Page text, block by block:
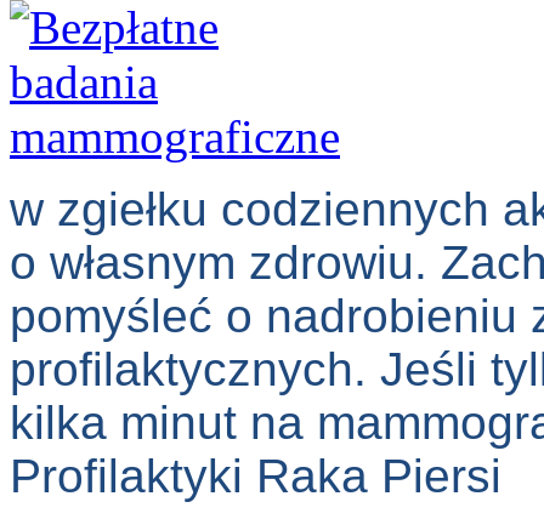
w zgiełku codziennych
o własnym zdrowiu.
pomyśleć o nadrobieniu
profilaktycznych. Jeśli
kilka minut na
Profilaktyki Raka Piersi